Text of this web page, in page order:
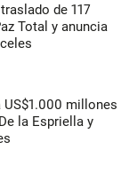
de 117
Total y anuncia
US$1.000 millones
la Espriella y